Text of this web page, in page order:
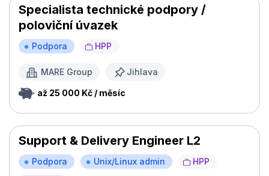
Specialista technické podpory /
poloviční úvazek
Podpora HPP
MARE Group Jihlava
až 25 000 Kč / měsíc
Support & Delivery Engineer L2
Podpora Unix/Linux admin
HPP